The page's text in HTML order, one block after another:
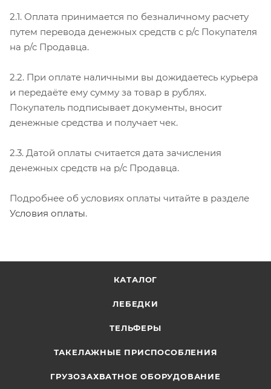
2.1. Оплата принимается по безналичному расчету
путем перевода денежных средств с р/с Покупателя
на р/с Продавца.
2.2. При оплате наличными вы дожидаетесь курьера
и передаёте ему сумму за товар в рублях.
Покупатель подписывает документы, вносит
денежные средства и получает чек.
2.3. Датой оплаты считается дата зачисления
денежных средств на р/с Продавца.
Подробнее об условиях оплаты читайте в разделе
Условия оплаты.
КАТАЛОГ
ЛЕБЕДКИ
ТЕЛЬФЕРЫ
ТАКЕЛАЖНЫЕ ПРИСПОСОБЛЕНИЯ
ГРУЗОЗАХВАТНОЕ ОБОРУДОВАНИЕ